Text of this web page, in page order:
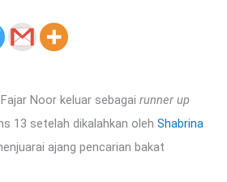
Noor keluar sebagai runner up
13 setelah dikalahkan oleh Shabrina
ajang pencarian bakat